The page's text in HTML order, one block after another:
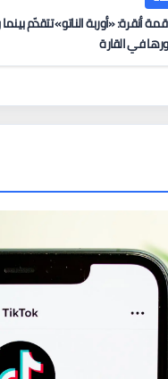
أنقرة: «أوربة الناتو» تتقدّم
في القارة